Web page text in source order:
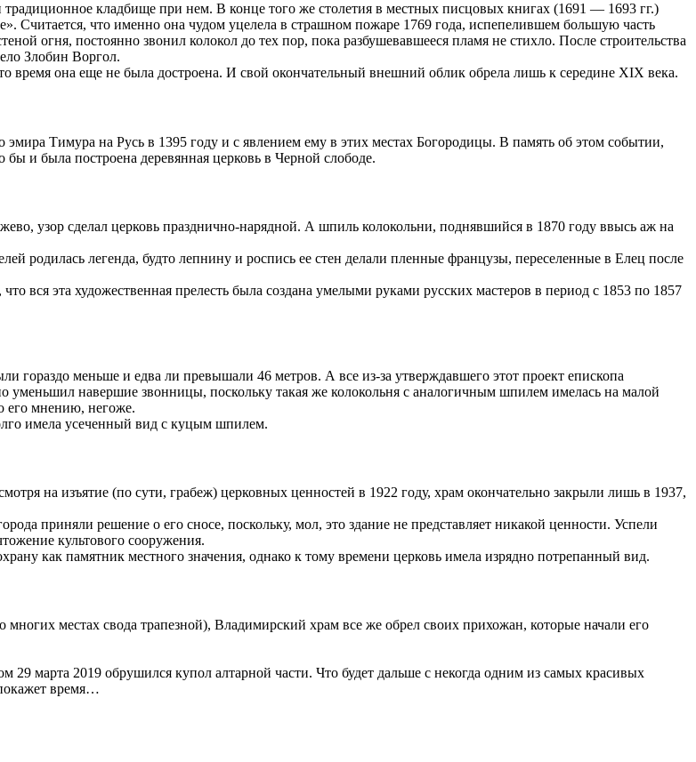
кладбище при нем. В конце того же столетия в местных писцовых книгах (1691 — 1693 гг.)
Считается, что именно она чудом уцелела в страшном пожаре 1769 года, испепелившем большую часть
огня, постоянно звонил колокол до тех пор, пока разбушевавшееся пламя не стихло. После строительства
Злобин Воргол.
время она еще не была достроена. И свой окончательный внешний облик обрела лишь к середине XIX века.
Тимура на Русь в 1395 году и с явлением ему в этих местах Богородицы. В память об этом событии,
бы и была построена деревянная церковь в Черной слободе.
узор сделал церковь празднично-нарядной. А шпиль колокольни, поднявшийся в 1870 году ввысь аж на
родилась легенда, будто лепнину и роспись ее стен делали пленные французы, переселенные в Елец после
вся эта художественная прелесть была создана умелыми руками русских мастеров в период с 1853 по 1857
гораздо меньше и едва ли превышали 46 метров. А все из-за утверждавшего этот проект епископа
навершие звонницы, поскольку такая же колокольня с аналогичным шпилем имелась на малой
его мнению, негоже.
имела усеченный вид с куцым шпилем.
на изъятие (по сути, грабеж) церковных ценностей в 1922 году, храм окончательно закрыли лишь в 1937,
приняли решение о его сносе, поскольку, мол, это здание не представляет никакой ценности. Успели
культового сооружения.
как памятник местного значения, однако к тому времени церковь имела изрядно потрепанный вид.
местах свода трапезной), Владимирский храм все же обрел своих прихожан, которые начали его
марта 2019 обрушился купол алтарной части. Что будет дальше с некогда одним из самых красивых
время…